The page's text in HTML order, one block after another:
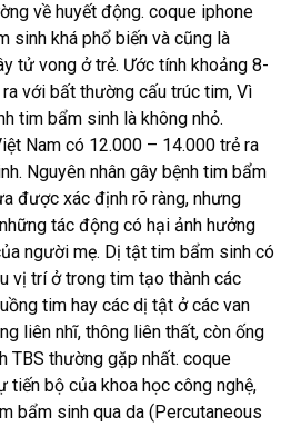
về huyết động. coque iphone
sinh khá phổ biến và cũng là
tử vong ở trẻ. Ước tính khoảng 8-
với bất thường cấu trúc tim, Vì
tim bẩm sinh là không nhỏ.
Nam có 12.000 – 14.000 trẻ ra
Nguyên nhân gây bệnh tim bẩm
được xác định rõ ràng, nhưng
tác động có hại ảnh hưởng
người mẹ. Dị tật tim bẩm sinh có
vị trí ở trong tim tạo thành các
tim hay các dị tật ở các van
liên nhĩ, thông liên thất, còn ống
TBS thường gặp nhất. coque
tiến bộ của khoa học công nghệ,
bẩm sinh qua da (Percutaneous